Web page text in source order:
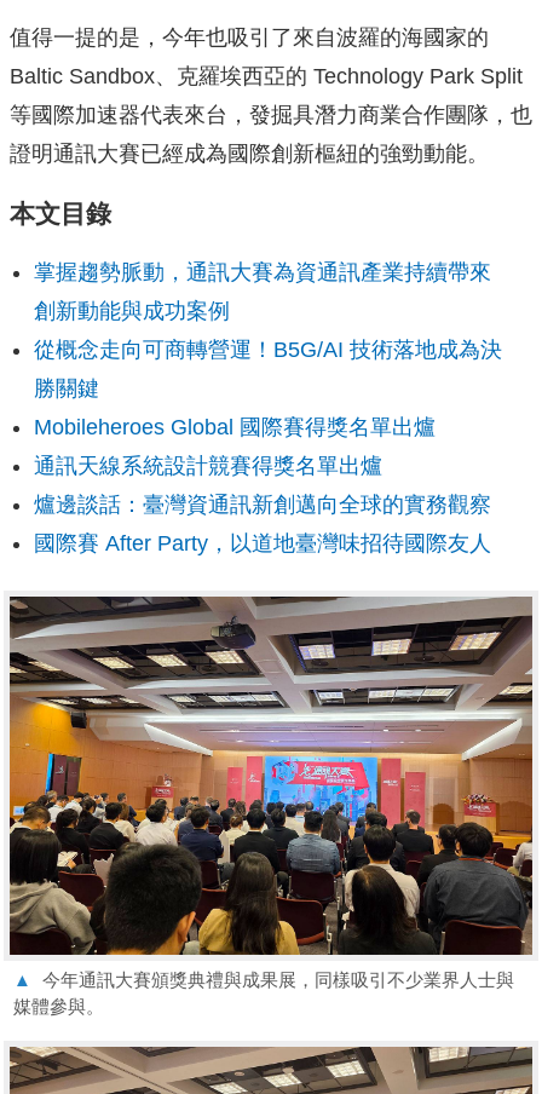
值得一提的是，今年也吸引了來自波羅的海國家的
Baltic Sandbox、克羅埃西亞的 Technology Park Split
等國際加速器代表來台，發掘具潛力商業合作團隊，也
證明通訊大賽已經成為國際創新樞紐的強勁動能。
本文目錄
掌握趨勢脈動，通訊大賽為資通訊產業持續帶來
創新動能與成功案例
從概念走向可商轉營運！B5G/AI 技術落地成為決
勝關鍵
Mobileheroes Global 國際賽得獎名單出爐
通訊天線系統設計競賽得獎名單出爐
爐邊談話：臺灣資通訊新創邁向全球的實務觀察
國際賽 After Party，以道地臺灣味招待國際友人
▲
今年通訊大賽頒獎典禮與成果展，同樣吸引不少業界人士與
媒體參與。